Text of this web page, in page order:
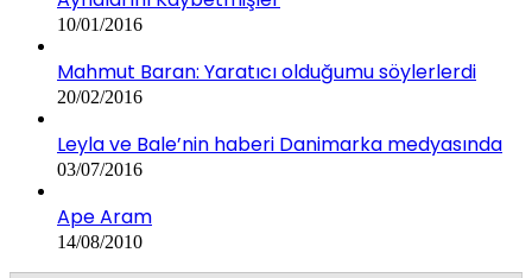
10/01/2016
Mahmut Baran: Yaratıcı olduğumu söylerlerdi
20/02/2016
Leyla ve Bale’nin haberi Danimarka medyasında
03/07/2016
Ape Aram
14/08/2010